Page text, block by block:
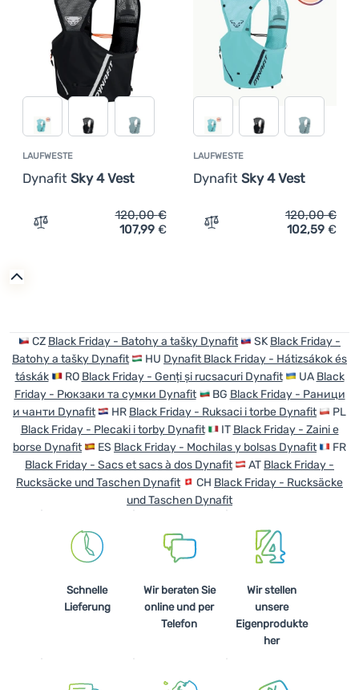
LAUFWESTE
Dynafit Sky 4 Vest
Zum Vergleich 'Laufweste Dynafit Sky 4 Vest'
120,00€
107,99 €
LAUFWESTE
Dynafit Sky 4 Vest
Zum Vergleich
120,00€
102,59 €
CZ Black Friday - Batohy a tašky Dynafit SK Black Friday -
Batohy a tašky Dynafit
HU Dynafit Black Friday - Hátizsákok és
táskák
RO Black Friday - Genți și rucsacuri Dynafit UA Black
Friday - Рюкзаки та сумки Dynafit
BG Black Friday - Раници
и чанти Dynafit
HR Black Friday - Ruksaci i torbe Dynafit
PL
Black Friday - Plecaki i torby Dynafit
IT Black Friday - Zaini e
borse Dynafit
ES Black Friday - Mochilas y bolsas Dynafit
FR
Black Friday - Sacs et sacs à dos Dynafit
AT Black Friday -
Rucksäcke und Taschen Dynafit
CH Black Friday - Rucksäcke
und Taschen Dynafit
Schnelle
Lieferung
Wir beraten Sie
online und per
Telefon
Wir stellen
unsere
Eigenprodukte
her